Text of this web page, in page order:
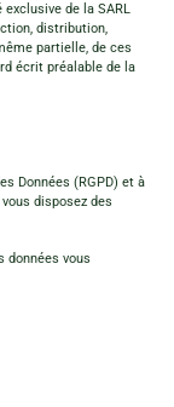
de la SARL
distribution,
partielle, de ces
écrit préalable de la
Données (RGPD) et à
disposez des
données vous